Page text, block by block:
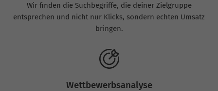
Wir finden die Suchbegriffe, die deiner Zielgruppe
entsprechen und nicht nur Klicks, sondern echten Umsatz
bringen.
Wettbewerbsanalyse